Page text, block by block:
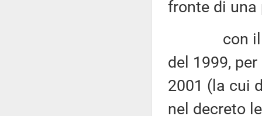
fronte di una
con il
del 1999,
2001 (la cui
nel decreto